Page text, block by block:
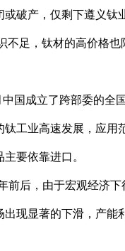
破产，仅剩下遵义钛
不足，钛材的高价格
国成立了跨部委的全
工业高速发展，应用
要依靠进口。
后，由于宏观经济下
现显著的下滑，产能